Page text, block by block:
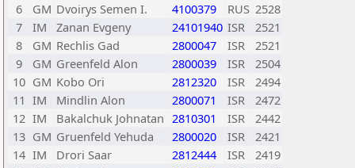
6
GM Dvoirys Semen I. 4100379 RUS 2528
7
IM Zanan Evgeny 24101940 ISR
2521
8
GM Rechlis Gad 2800047 ISR
2521
9
GM Greenfeld Alon 2800039 ISR
2504
10 GM Kobo Ori 2812320 ISR
2494
11 IM Mindlin Alon 2800071 ISR
2472
12 IM Bakalchuk Johnatan 2810301 ISR
2442
13 GM Gruenfeld Yehuda 2800020 ISR
2421
14 IM Drori Saar 2812444 ISR
2419